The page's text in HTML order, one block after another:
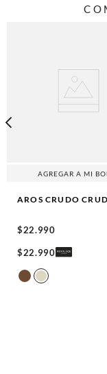
AGREGAR A MI
AROS CRUDO
$22.990
$22.990